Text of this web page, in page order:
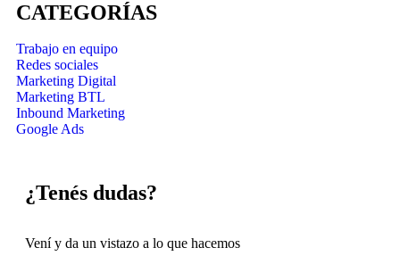
CATEGORÍAS
Trabajo en equipo
Redes sociales
Marketing Digital
Marketing BTL
Inbound Marketing
Google Ads
¿Tenés dudas?
Vení y da un vistazo a lo que hacemos